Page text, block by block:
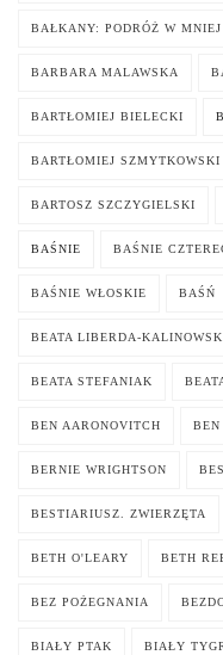
BAŁKANY: PODRÓŻ W
BARBARA MALAWSKA
BARTŁOMIEJ BIELECKI
BARTŁOMIEJ SZMYTKOWSKI
BARTOSZ SZCZYGIELSKI
BAŚNIE BAŚNIE
BAŚNIE WŁOSKIE BAŚŃ
BEATA LIBERDA-
BEATA STEFANIAK
BEN AARONOVITCH BEN
BERNIE WRIGHTSON
BESTIARIUSZ. ZWIERZĘTA
BETH O'LEARY BETH
BEZ POŻEGNANIA
BIAŁY PTAK BIAŁY